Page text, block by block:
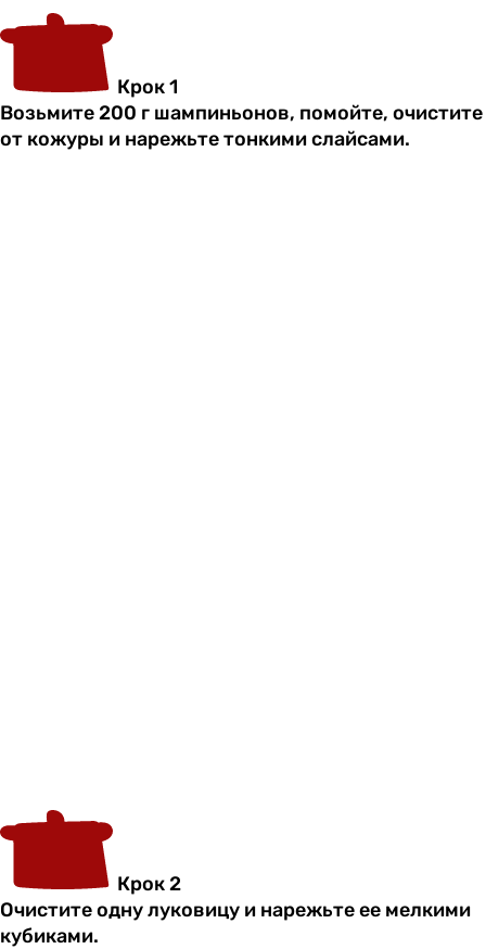
Крок 1
Возьмите 200 г шампиньонов, помойте, очистите
от кожуры и нарежьте тонкими слайсами.
Крок 2
Очистите одну луковицу и нарежьте ее мелкими
кубиками.